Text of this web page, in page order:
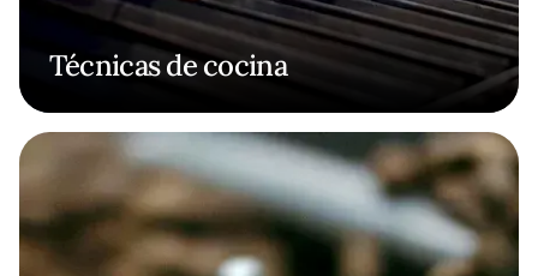
Técnicas de cocina